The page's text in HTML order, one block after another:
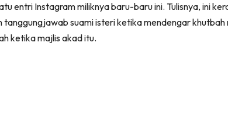
entri Instagram miliknya baru-baru ini. Tulisnya, ini
suami isteri ketika mendengar khutbah
ketika majlis akad itu.